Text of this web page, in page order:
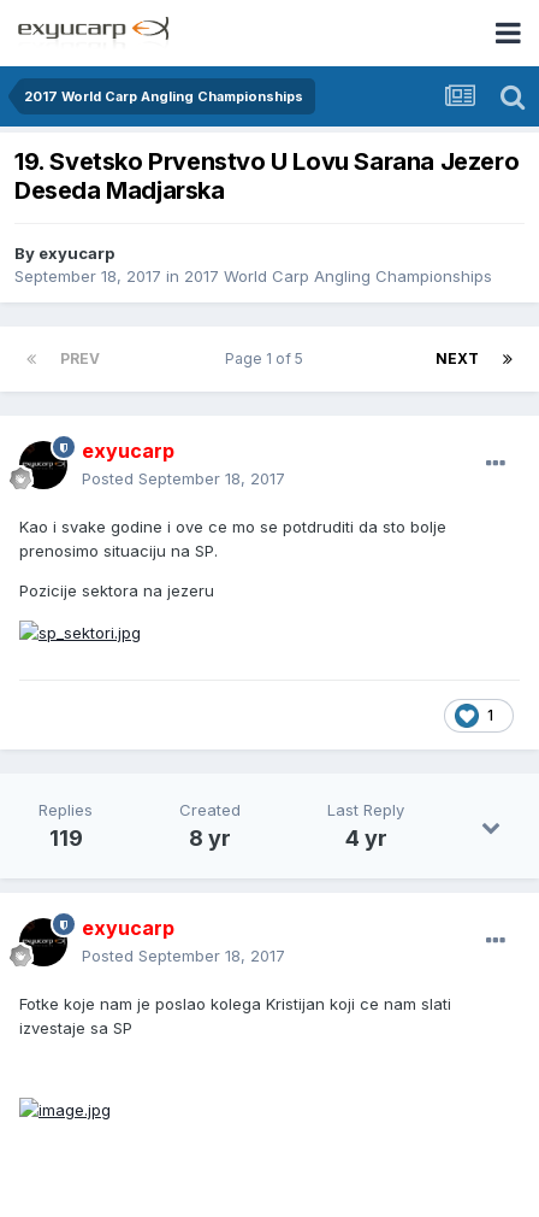
2017 World Carp Angling Championships
19. Svetsko Prvenstvo U Lovu Sarana Jezero
Deseda Madjarska
By exyucarp
September 18, 2017 in 2017 World Carp Angling Championships
PREV NEXT
Page 1 of 5
exyucarp
Posted September 18, 2017
Kao i svake godine i ove ce mo se potdruditi da sto bolje
prenosimo situaciju na SP.
Pozicije sektora na jezeru
1
Replies
119
Created
8 yr
Last Reply
4 yr
exyucarp
Posted September 18, 2017
Fotke koje nam je poslao kolega Kristijan koji ce nam slati
izvestaje sa SP